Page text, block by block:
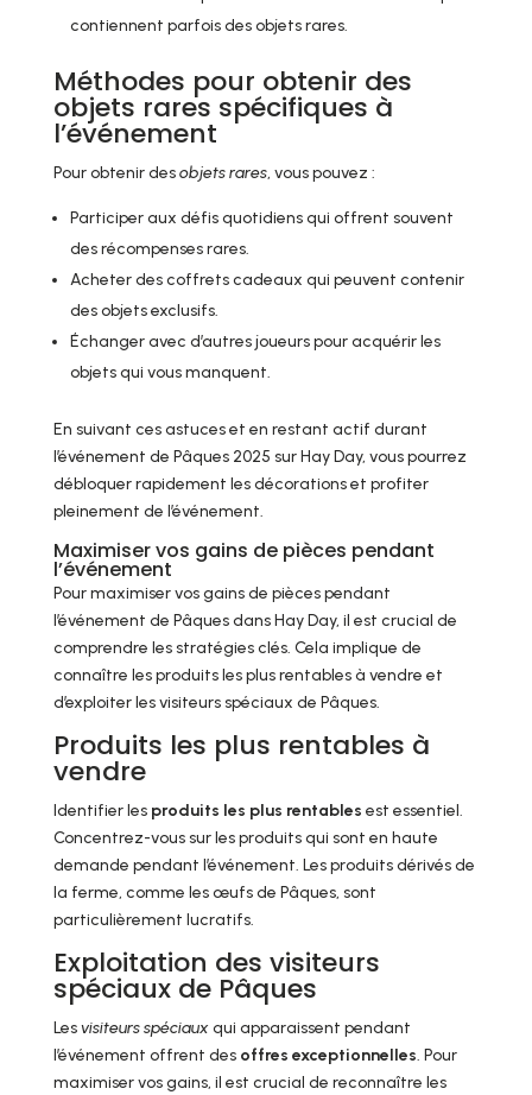
contiennent parfois des objets rares.
Méthodes pour obtenir des
objets rares spécifiques à
l’événement
Pour obtenir desobjets rares, vous pouvez :
Participer aux défis quotidiens qui offrent souvent
des récompenses rares.
Acheter des coffrets cadeaux qui peuvent contenir
des objets exclusifs.
Échanger avec d’autres joueurs pour acquérir les
objets qui vous manquent.
En suivant ces astuces et en restant actif durant
l’événement de Pâques 2025 sur Hay Day, vous pourrez
débloquer rapidement les décorations et profiter
pleinement de l’événement.
Maximiser vos gains de pièces pendant
l’événement
Pour maximiser vos gains de pièces pendant
l’événement de Pâques dans Hay Day, il est crucial de
comprendre les stratégies clés. Cela implique de
connaître les produits les plus rentables à vendre et
d’exploiter les visiteurs spéciaux de Pâques.
Produits les plus rentables à
vendre
Identifier les produits les plus rentables est essentiel.
Concentrez-vous sur les produits qui sont en haute
demande pendant l’événement. Les produits dérivés de
la ferme, comme les œufs de Pâques, sont
particulièrement lucratifs.
Exploitation des visiteurs
spéciaux de Pâques
Lesvisiteurs spéciaux qui apparaissent pendant
l’événement offrent des offres exceptionnelles. Pour
maximiser vos gains, il est crucial de reconnaître les